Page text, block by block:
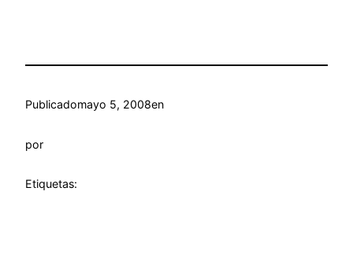
Publicadomayo 5, 2008en
por
Etiquetas: